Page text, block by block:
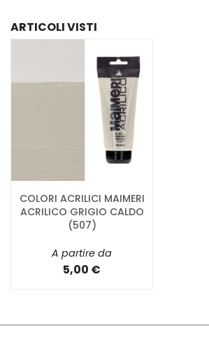
ARTICOLI VISTI
COLORI ACRILICI MAIMERI
ACRILICO GRIGIO CALDO
(507)
A partire da
5,00 €